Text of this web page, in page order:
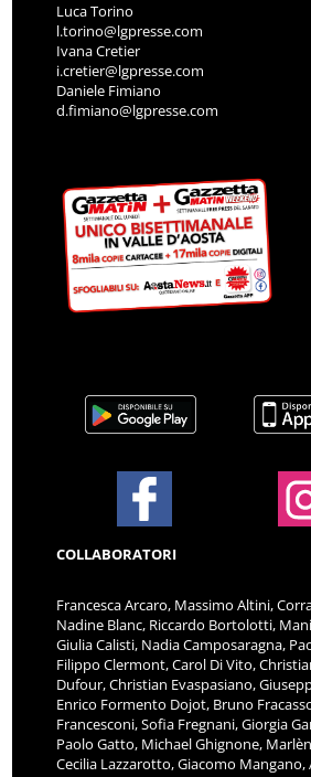
Luca Torino
l.torino@lgpresse.com
Ivana Cretier
i.cretier@lgpresse.com
Daniele Fimiano
d.fimiano@lgpresse.com
COLLABORATORI
Francesca Arcaro, Massimo Altini,
Nadine Blanc, Riccardo Bortolotti,
Giulia Calisti, Nadia Camposaragna,
Filippo Clermont, Carol Di Vito,
Dufour, Christian Evaspasiano,
Enrico Formento Dojot, Bruno
Francesconi, Sofia Fregnani, Giorgia
Paolo Gatto, Michael Ghignone,
Cecilia Lazzarotto, Giacomo Mangano,